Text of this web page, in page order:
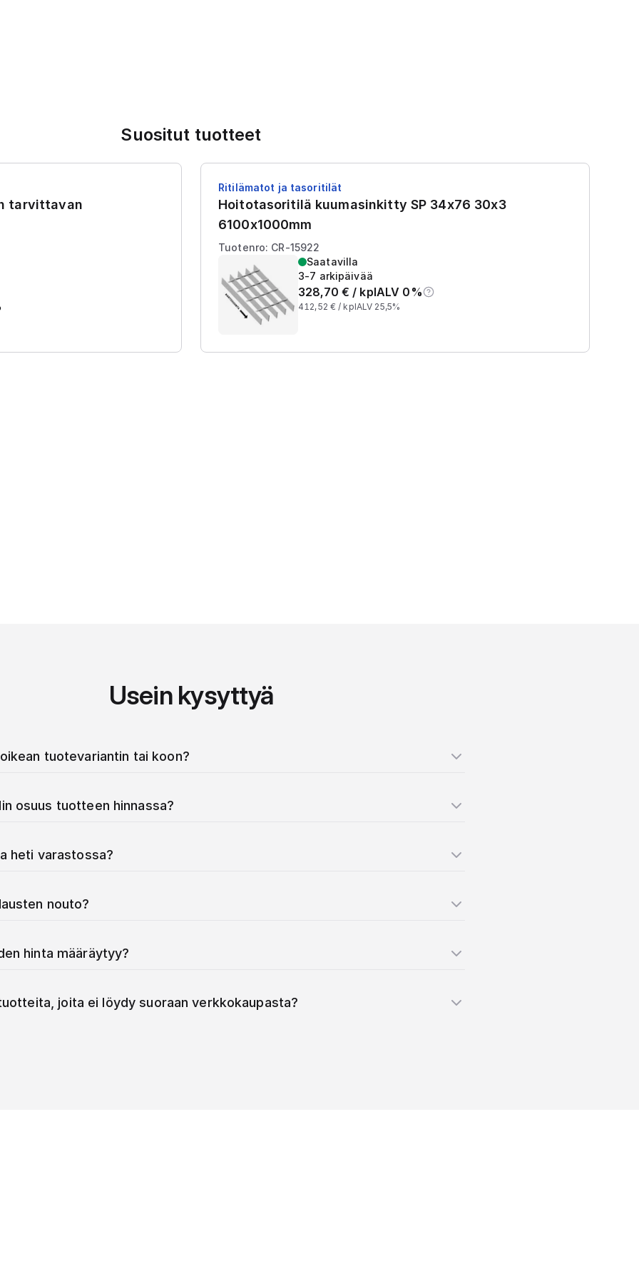
Suositut tuotteet
tarvittavan
Ritilämatot ja tasoritilät
Hoitotasoritilä kuumasinkitty SP 34x76 30x3
6100x1000mm
Tuotenro: CR-15922
Saatavilla
3-7 arkipäivää
328,70 € / kplALV 0%
412,52 € / kplALV 25,5%
Usein kysyttyä
tuotevariantin tai koon?
osuus tuotteen hinnassa?
heti varastossa?
nouto?
hinta määräytyy?
joita ei löydy suoraan verkkokaupasta?